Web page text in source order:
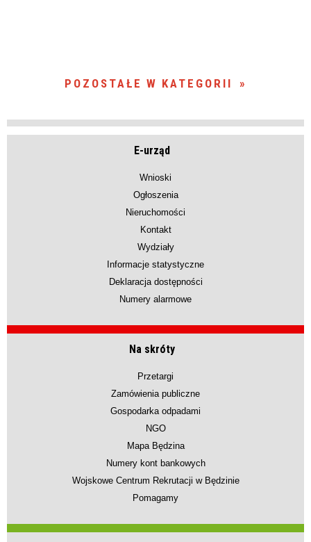
POZOSTAŁE W KATEGORII
E-urząd
Wnioski
Ogłoszenia
Nieruchomości
Kontakt
Wydziały
Informacje statystyczne
Deklaracja dostępności
Numery alarmowe
Na skróty
Przetargi
Zamówienia publiczne
Gospodarka odpadami
NGO
Mapa Będzina
Numery kont bankowych
Wojskowe Centrum Rekrutacji w Będzinie
Pomagamy